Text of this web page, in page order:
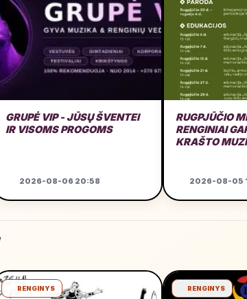
GRUPĖ VIP - JŪSŲ ŠVENTEI
IR VISOMS PROGOMS
2026-08-06 20:58
RUGPJŪČIO
RENGINIAI
KRAŠTO
2026-08-05
RENGINYS RENGINYS